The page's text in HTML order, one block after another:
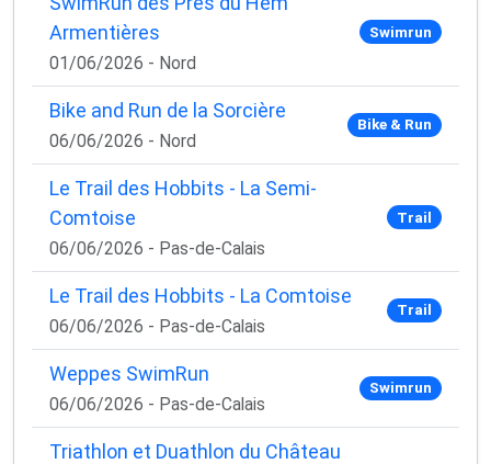
Armentières
01/06/2026 - Nord
Swimrun
Bike and Run de la Sorcière
06/06/2026 - Nord
Bike & Run
Le Trail des Hobbits - La Semi-
Comtoise
06/06/2026 - Pas-de-Calais
Trail
Le Trail des Hobbits - La Comtoise
06/06/2026 - Pas-de-Calais
Trail
Weppes SwimRun
06/06/2026 - Pas-de-Calais
Swimrun
Triathlon et Duathlon du Château